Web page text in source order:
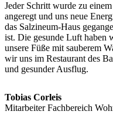
Jeder Schritt wurde zu
angeregt und uns neue
das Salzineum-Haus
ist. Die gesunde Luft haben
unsere Füße mit sauberem
wir uns im Restaurant des
und gesunder Ausflug.
Tobias Corleis
Mitarbeiter Fachbereich